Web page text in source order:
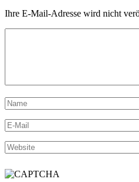
Ihre E-Mail-Adresse wird nicht